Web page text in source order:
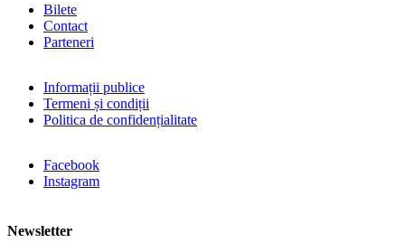
Bilete
Contact
Parteneri
Informații publice
Termeni și condiții
Politica de confidențialitate
Facebook
Instagram
Newsletter